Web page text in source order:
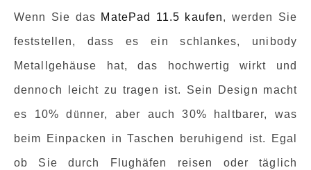
Wenn Sie das MatePad 11.5 kaufen, werden Sie
feststellen, dass es ein schlankes, unibody
Metallgehäuse hat, das hochwertig wirkt und
dennoch leicht zu tragen ist. Sein Design macht
es 10% d ünner, aber auch 30% haltbarer, was
beim Einpacken in Taschen beruhigend ist. Egal
ob Sie durch Flughäfen reisen oder täglich